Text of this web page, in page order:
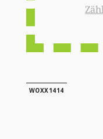
WOXX1414